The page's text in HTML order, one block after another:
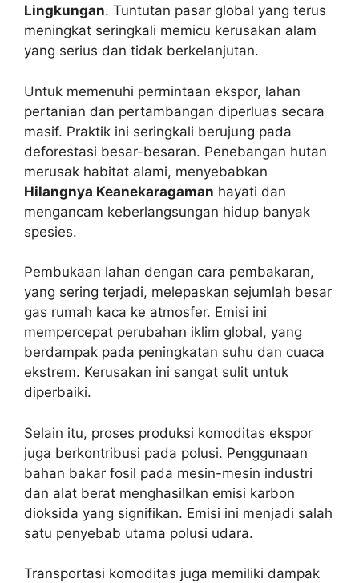
Lingkungan. Tuntutan pasar global yang terus
meningkat seringkali memicu kerusakan alam
yang serius dan tidak berkelanjutan.
Untuk memenuhi permintaan ekspor, lahan
pertanian dan pertambangan diperluas secara
masif. Praktik ini seringkali berujung pada
deforestasi besar-besaran. Penebangan hutan
merusak habitat alami, menyebabkan
Hilangnya Keanekaragaman hayati dan
mengancam keberlangsungan hidup banyak
spesies.
Pembukaan lahan dengan cara pembakaran,
yang sering terjadi, melepaskan sejumlah besar
gas rumah kaca ke atmosfer. Emisi ini
mempercepat perubahan iklim global, yang
berdampak pada peningkatan suhu dan cuaca
ekstrem. Kerusakan ini sangat sulit untuk
diperbaiki.
Selain itu, proses produksi komoditas ekspor
juga berkontribusi pada polusi. Penggunaan
bahan bakar fosil pada mesin-mesin industri
dan alat berat menghasilkan emisi karbon
dioksida yang signifikan. Emisi ini menjadi salah
satu penyebab utama polusi udara.
Transportasi komoditas juga memiliki dampak